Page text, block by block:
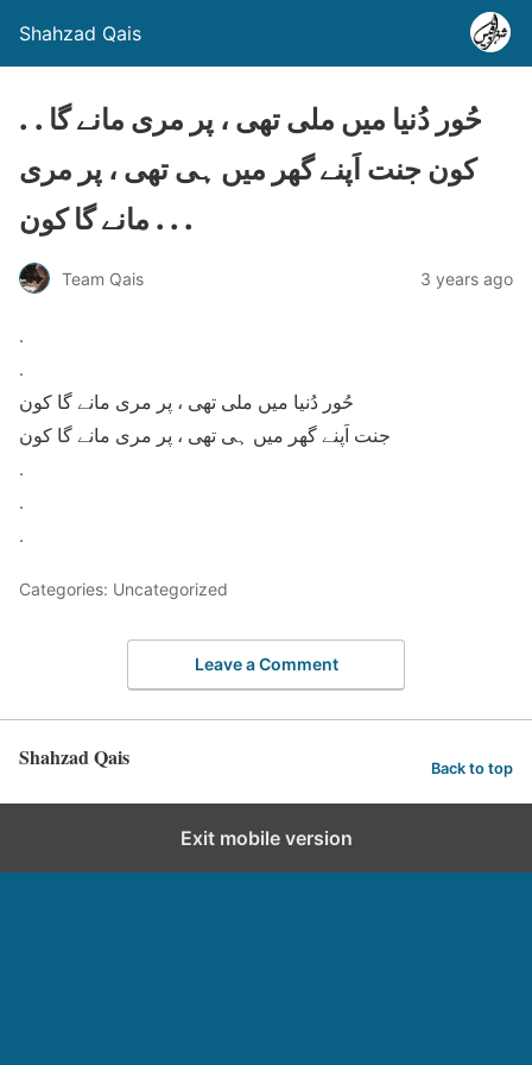
Shahzad Qais
. . حُور دُنیا میں ملی تھی ، پر مری مانے گا
کون جنت اَپنے گھر میں ہی تھی ، پر مری
مانے گا کون . . .
Team Qais 3 years ago
.
.
حُور دُنیا میں ملی تھی ، پر مری مانے گا کون
جنت اَپنے گھر میں ہی تھی ، پر مری مانے گا کون
.
.
.
Categories: Uncategorized
Leave a Comment
Shahzad Qais Back to top
Exit mobile version